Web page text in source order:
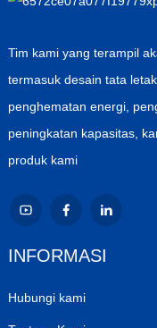
Tim kami yang terampil
termasuk desain tata
penghematan energi,
peningkatan kapasitas,
produk kami
INFORMASI
Hubungi kami